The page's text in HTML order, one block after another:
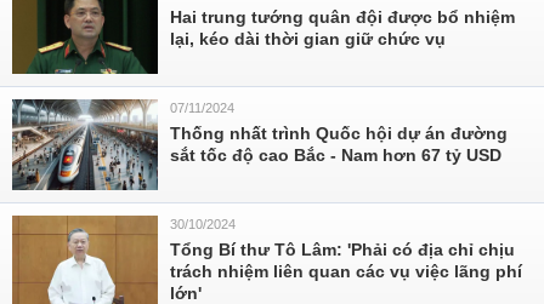
Hai trung tướng quân đội được bổ nhiệm
lại, kéo dài thời gian giữ chức vụ
07/11/2024
Thống nhất trình Quốc hội dự án đường
sắt tốc độ cao Bắc - Nam hơn 67 tỷ USD
30/10/2024
Tổng Bí thư Tô Lâm: 'Phải có địa chỉ chịu
trách nhiệm liên quan các vụ việc lãng phí
lớn'